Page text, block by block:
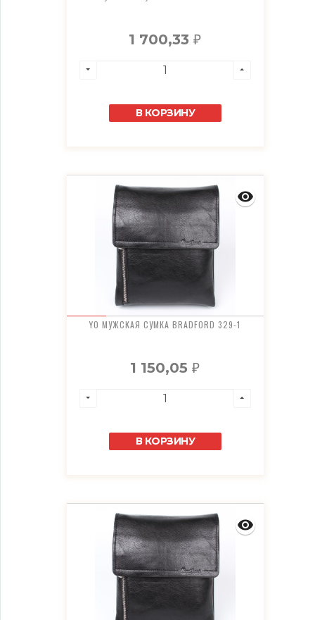
1 700,33₽
В КОРЗИНУ
YO МУЖСКАЯ СУМКА BRADFORD 329-1
1 150,05₽
В КОРЗИНУ